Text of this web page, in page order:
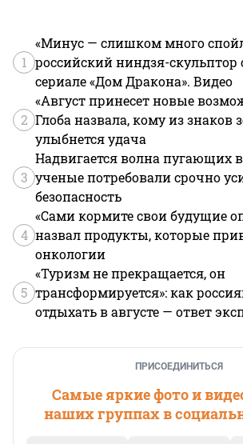
1
«Минус — слишком много
российский ниндзя-скульптор
сериале «Дом Дракона». Видео
2
«Август принесет новые
Глоба назвала, кому из знаков
улыбнется удача
3
Надвигается волна пугающих
ученые потребовали срочно
безопасность
4
«Сами кормите свои будущие
назвал продукты, которые
онкологии
5
«Туризм не прекращается, он
трансформируется»: как
отдыхать в августе — ответ
ПРИСОЕДИНИТЬСЯ
Самые яркие фото и
наших группах в